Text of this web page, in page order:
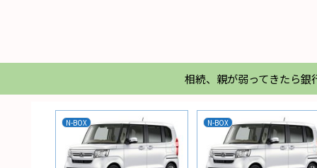
相続、親が弱ってきたら
N-BOX N-BOX